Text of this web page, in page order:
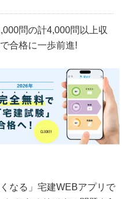
問の計4,000問以上収
合格に一歩前進!
なる」宅建WEBアプリで